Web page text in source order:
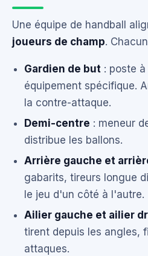
Une équipe de handball
joueurs de champ.
Gardien de but : poste
équipement spécifique.
la contre-attaque.
Demi-centre : meneur
distribue les ballons.
Arrière gauche et
gabarits, tireurs longue
le jeu d'un côté à l'autre.
Ailier gauche et ailier
tirent depuis les angles,
attaques.